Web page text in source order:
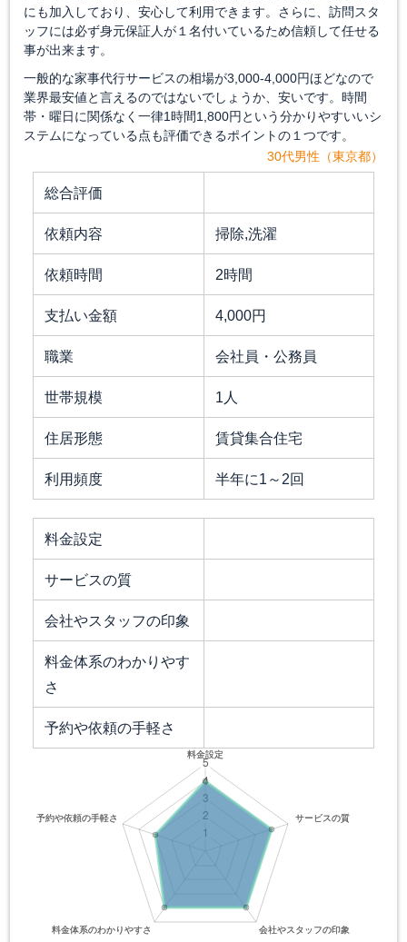
にも加入しており、安心して利用できます。さらに、訪問スタ
ッフには必ず身元保証人が１名付いているため信頼して任せる
事が出来ます。
一般的な家事代行サービスの相場が3,000-4,000円ほどなので
業界最安値と言えるのではないでしょうか、安いです。時間
帯・曜日に関係なく一律1時間1,800円という分かりやすいいシ
ステムになっている点も評価できるポイントの１つです。
30代男性（東京都）
総合評価
依頼内容 掃除,洗濯
依頼時間 2時間
支払い金額 4,000円
職業 会社員・公務員
世帯規模 1人
住居形態 賃貸集合住宅
利用頻度 半年に1～2回
料金設定
サービスの質
会社やスタッフの印象
料金体系のわかりやす
さ
予約や依頼の手軽さ